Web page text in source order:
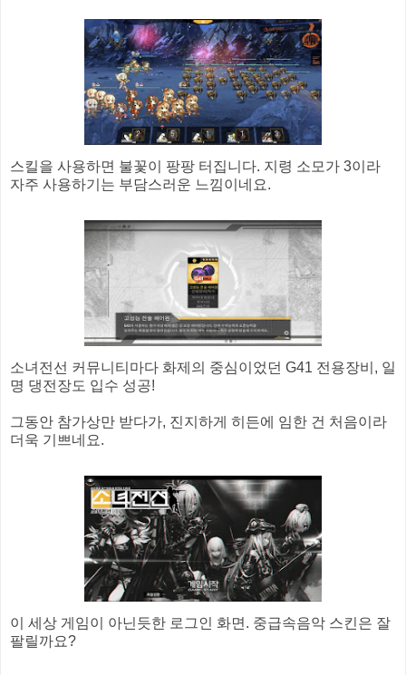
스킬을 사용하면 불꽃이 팡팡 터집니다. 지령 소모가 3이라
자주 사용하기는 부담스러운 느낌이네요.
소녀전선 커뮤니티마다 화제의 중심이었던 G41 전용장비, 일
명 댕전장도 입수 성공!
그동안 참가상만 받다가, 진지하게 히든에 임한 건 처음이라
더욱 기쁘네요.
이 세상 게임이 아닌듯한 로그인 화면. 중급속음악 스킨은 잘
팔릴까요?